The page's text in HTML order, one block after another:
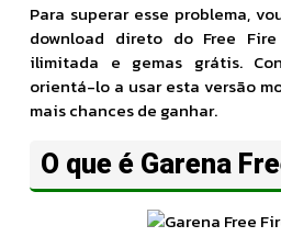
Para superar esse problema,
download direto do Free
ilimitada e gemas grátis.
orientá-lo a usar esta versão
mais chances de ganhar.
O que é Garena